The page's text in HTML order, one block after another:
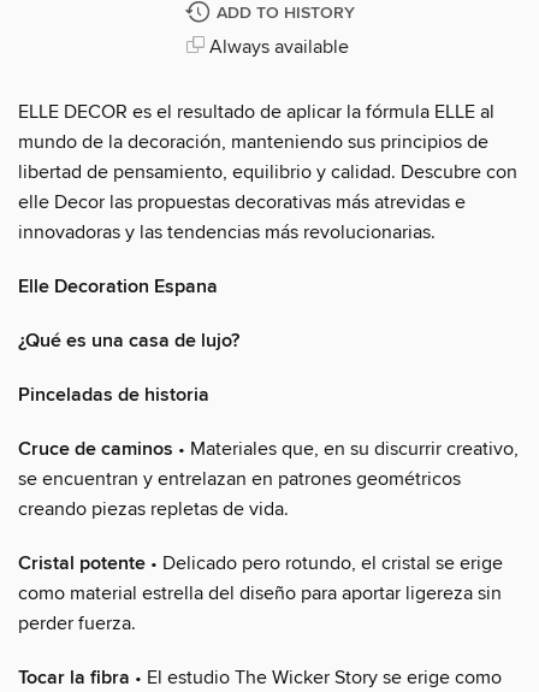
ADD TO HISTORY
Always available
ELLE DECOR es el resultado de aplicar la fórmula ELLE al
mundo de la decoración, manteniendo sus principios de
libertad de pensamiento, equilibrio y calidad. Descubre con
elle Decor las propuestas decorativas más atrevidas e
innovadoras y las tendencias más revolucionarias.
Elle Decoration Espana
¿Qué es una casa de lujo?
Pinceladas de historia
Cruce de caminos • Materiales que, en su discurrir creativo,
se encuentran y entrelazan en patrones geométricos
creando piezas repletas de vida.
Cristal potente • Delicado pero rotundo, el cristal se erige
como material estrella del diseño para aportar ligereza sin
perder fuerza.
Tocar la fibra • El estudio The Wicker Story se erige como